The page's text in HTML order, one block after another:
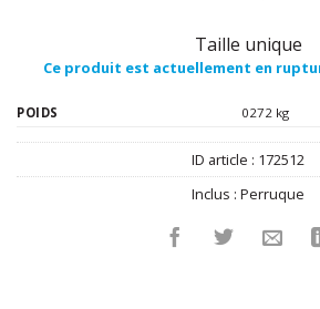
Taille unique
Ce produit est actuellement en
POIDS 0272 kg
ID article : 172512
Inclus : Perruque